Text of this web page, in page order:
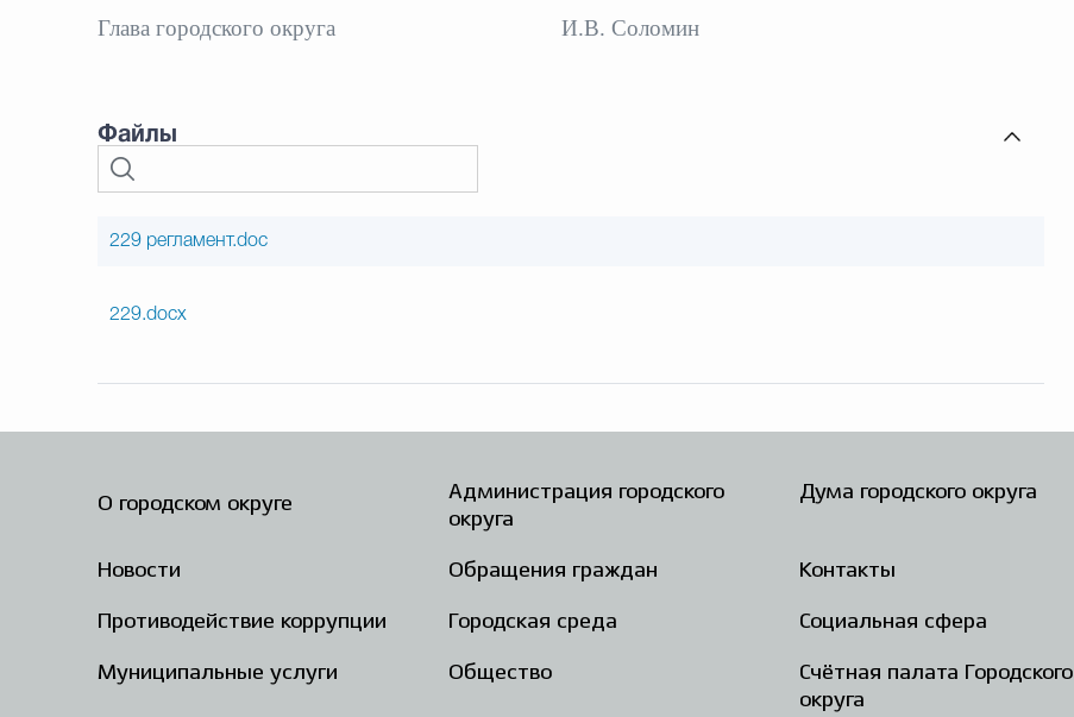
Глава городского округа И.В. Соломин
Файлы
229 регламент.doc
229.docx
О городском округе
Администрация городского
округа
Дума городского округа
Новости Обращения граждан Контакты
Противодействие коррупции Городская среда Социальная сфера
Муниципальные услуги Общество
Счётная палата Городского
округа